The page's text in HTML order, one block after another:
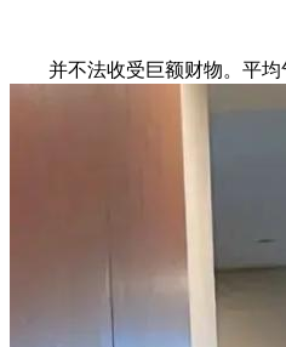
并不法收受巨额财物。平均气